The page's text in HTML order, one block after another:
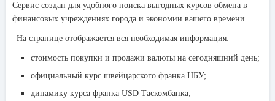
Сервис создан для удобного поиска выгодных курсов обмена в
финансовых учреждениях города и экономии вашего времени.
На странице отображается вся необходимая информация:
стоимость покупки и продажи валюты на сегодняшний день;
официальный курс швейцарского франка НБУ;
динамику курса франка USD Таскомбанка;